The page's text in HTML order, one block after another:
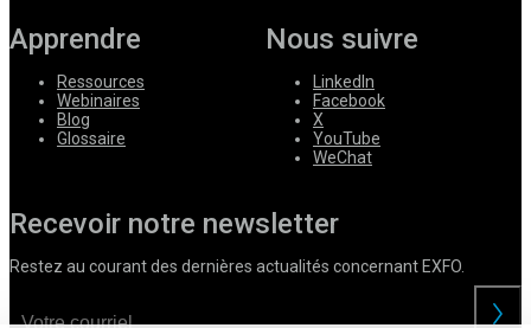
Apprendre
Ressources
Webinaires
Blog
Glossaire
Nous suivre
LinkedIn
Facebook
X
YouTube
WeChat
Recevoir notre newsletter
Restez au courant des dernières actualités concernant EXFO.